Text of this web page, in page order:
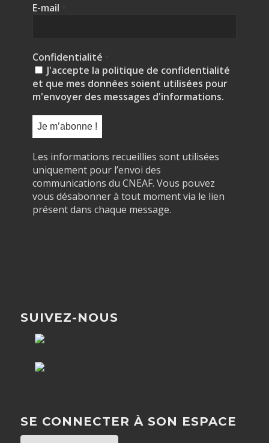
E-mail
Confidentialité
J'accepte la politique de confidentialité
et que mes données soient utilisées pour
m'envoyer des messages d'informations.
Les informations recueillies sont utilisées
uniquement pour l’envoi des
communications du CNEAF. Vous pouvez
vous désabonner à tout moment via le lien
présent dans chaque message.
SUIVEZ-NOUS
SE CONNECTER À SON ESPACE